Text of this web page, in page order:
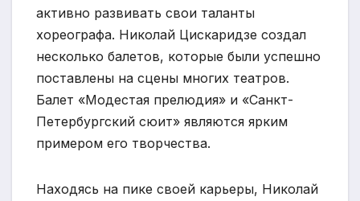
активно развивать свои таланты
хореографа. Николай Цискаридзе создал
несколько балетов, которые были успешно
поставлены на сцены многих театров.
Балет «Модестая прелюдия» и «Санкт-
Петербургский сюит» являются ярким
примером его творчества.
Находясь на пике своей карьеры, Николай